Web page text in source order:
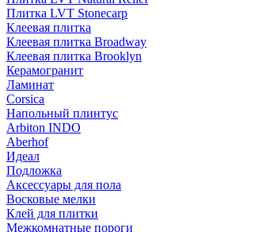
Плитка LVT Stonecarp
Клеевая плитка
Клеевая плитка Broadway
Клеевая плитка Brooklyn
Керамогранит
Ламинат
Corsica
Напольный плинтус
Arbiton INDO
Aberhof
Идеал
Подложка
Аксессуары для пола
Восковые мелки
Клей для плитки
Межкомнатные пороги